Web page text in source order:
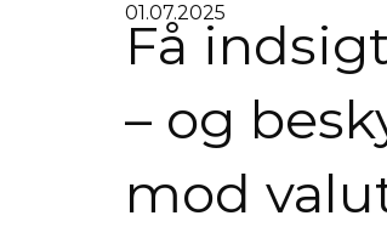
01.07.2025
Få
– og
mod